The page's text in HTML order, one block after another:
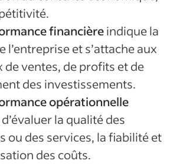
financièreindique la
l’entreprise et s’attache aux
de ventes, de profits et de
des investissements.
opérationnelle
la qualité des
ou des services, la fiabilité et
des coûts.